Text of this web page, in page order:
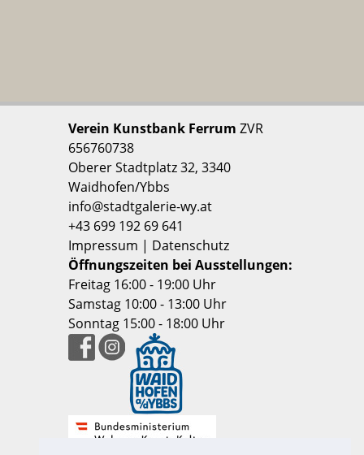
Verein Kunstbank Ferrum ZVR
656760738
Oberer Stadtplatz 32, 3340
Waidhofen/Ybbs
info@stadtgalerie-wy.at
+43 699 192 69 641
Impressum | Datenschutz
Öffnungszeiten bei Ausstellungen:
Freitag 16:00 - 19:00 Uhr
Samstag 10:00 - 13:00 Uhr
Sonntag 15:00 - 18:00 Uhr